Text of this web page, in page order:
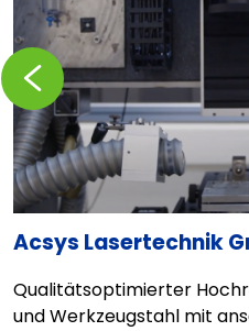
Acsys Lasertechnik
Qualitätsoptimierter
und Werkzeugstahl mit
Zurückblättern